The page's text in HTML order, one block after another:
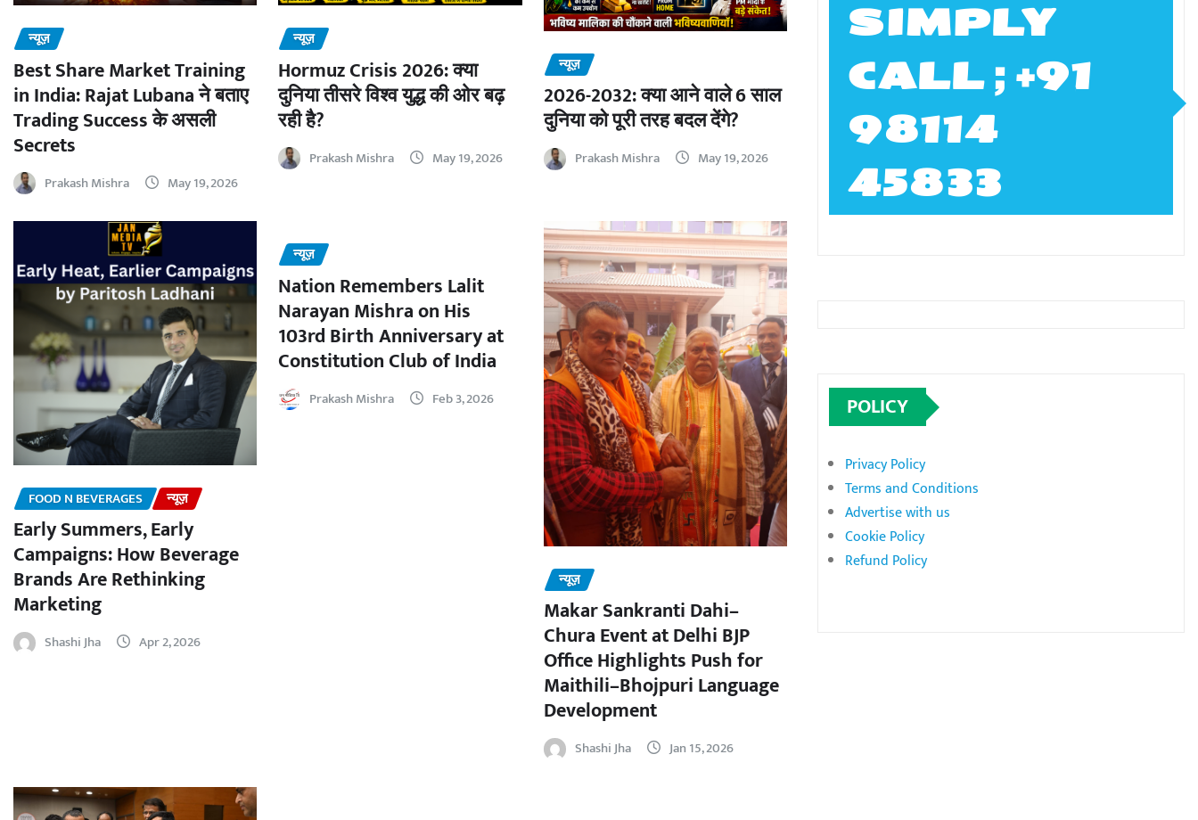
न्यूज़
Best Share Market Training
in India: Rajat Lubana ने बताए
Trading Success के असली
Secrets
Prakash Mishra May 19, 2026
न्यूज़
Hormuz Crisis 2026: क्या
दुनिया तीसरे विश्व युद्ध की ओर बढ़
रही है?
Prakash Mishra May 19, 2026
न्यूज़
2026-2032: क्या आने वाले 6 साल
दुनिया को पूरी तरह बदल देंगे?
Prakash Mishra May 19, 2026
FOOD N BEVERAGES न्यूज़
Early Summers, Early
Campaigns: How Beverage
Brands Are Rethinking
Marketing
Shashi Jha Apr 2, 2026
न्यूज़
Nation Remembers Lalit
Narayan Mishra on His
103rd Birth Anniversary at
Constitution Club of India
Prakash Mishra Feb 3, 2026
न्यूज़
Makar Sankranti Dahi–
Chura Event at Delhi BJP
Office Highlights Push for
Maithili–Bhojpuri Language
Development
Shashi Jha Jan 15, 2026
SIMPLY
CALL ; +91
98114
45833
POLICY
Privacy Policy
Terms and Conditions
Advertise with us
Cookie Policy
Refund Policy